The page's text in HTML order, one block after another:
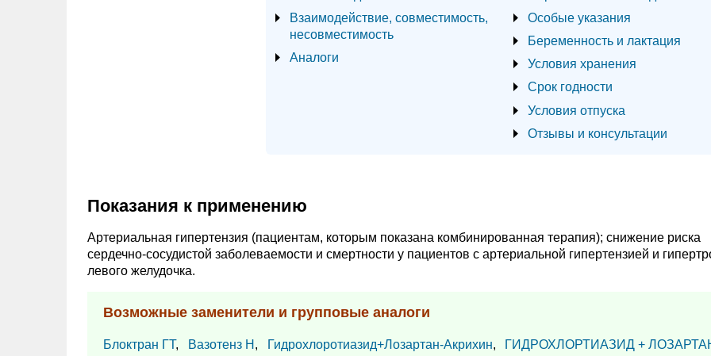
Взаимодействие, совместимость,
несовместимость
Аналоги
Особые указания
Беременность и лактация
Условия хранения
Срок годности
Условия отпуска
Отзывы и консультации
Показания к применению
Артериальная гипертензия (пациентам, которым показана комбинированная терапия); снижение риска
сердечно-сосудистой заболеваемости и смертности у пациентов с артериальной гипертензией и
левого желудочка.
Возможные заменители и групповые аналоги
Блоктран ГТ, Вазотенз Н , Гидрохлоротиазид+Лозартан-Акрихин, ГИДРОХЛОРТИАЗИД +